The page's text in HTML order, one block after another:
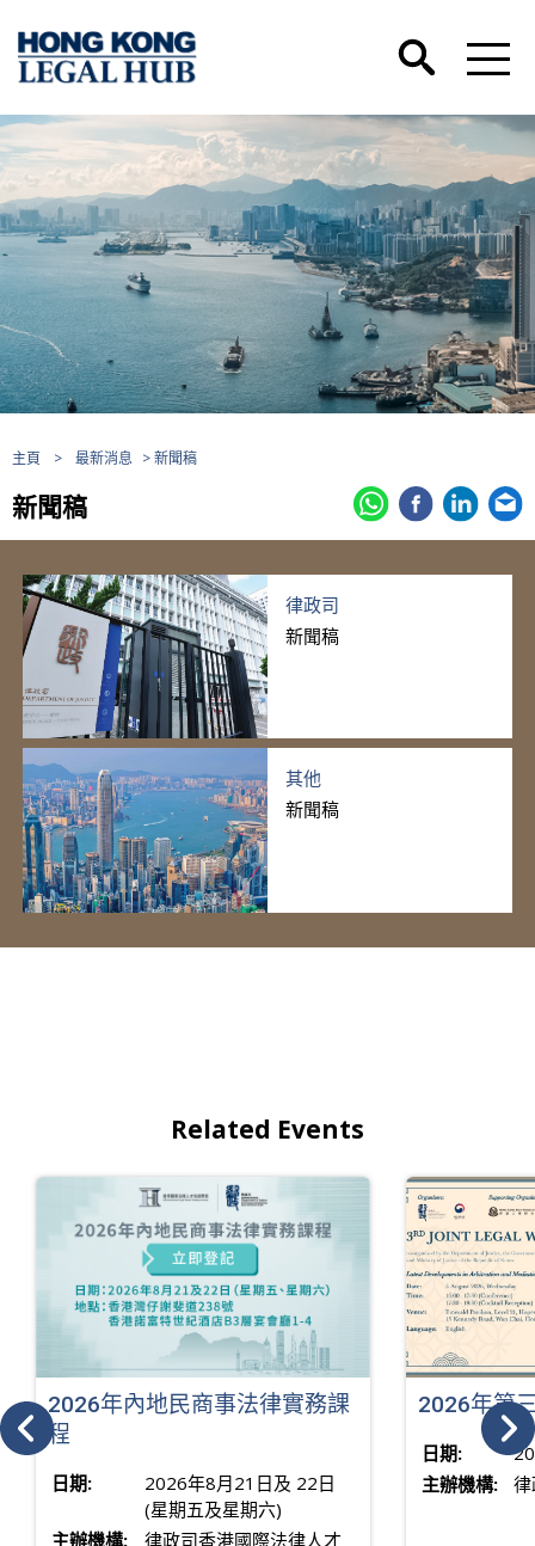
主頁 > 最新消息 > 新聞稿
新聞稿
律政司
新聞稿
其他
新聞稿
Related Events
2026年內地民商事法律實務課
程
日期:
2026年8月21日及 22日
(星期五及星期六)
主辦機構:
律政司香港國際法律人才
2026年第
日期:
主辦機構: